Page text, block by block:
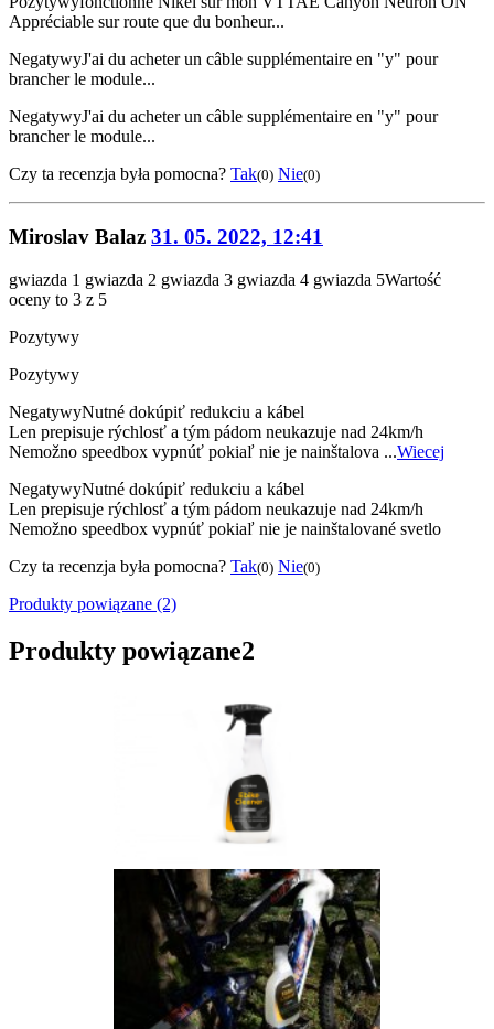
Appréciable sur route que du bonheur...
NegatywyJ'ai du acheter un câble supplémentaire en "y" pour
brancher le module...
NegatywyJ'ai du acheter un câble supplémentaire en "y" pour
brancher le module...
Czy ta recenzja była pomocna? Tak(0) Nie(0)
Miroslav Balaz 31. 05. 2022, 12:41
gwiazda 1 gwiazda 2 gwiazda 3 gwiazda 4 gwiazda 5Wartość
oceny to 3 z 5
Pozytywy
Pozytywy
NegatywyNutné dokúpiť redukciu a kábel
Len prepisuje rýchlosť a tým pádom neukazuje nad 24km/h
Nemožno speedbox vypnúť pokiaľ nie je nainštalova ...Wiecej
NegatywyNutné dokúpiť redukciu a kábel
Len prepisuje rýchlosť a tým pádom neukazuje nad 24km/h
Nemožno speedbox vypnúť pokiaľ nie je nainštalované svetlo
Czy ta recenzja była pomocna? Tak(0) Nie(0)
Produkty powiązane (2)
Produkty powiązane2